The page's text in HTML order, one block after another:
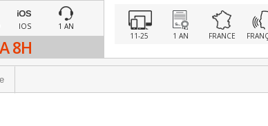
IOS 1 AN
8H
11-25 1 AN FRANCE